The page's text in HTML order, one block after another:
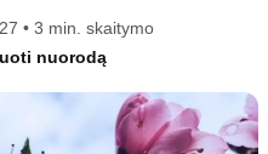
Informacija
Klaidų taisymo politika
• 3 min. skaitymo
nuorodą